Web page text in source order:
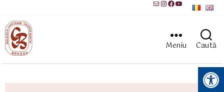
MailInstagram
Facebook
YouTube
Meniu Caută
Instrumente pentru accesibilitate